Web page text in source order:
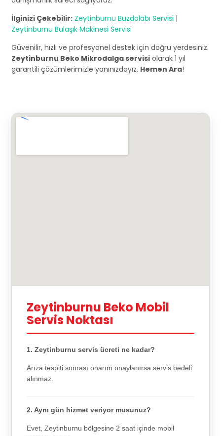
İlginizi Çekebilir: Zeytinburnu Buzdolabı Servisi |
Zeytinburnu Bulaşık Makinesi Servisi
Güvenilir, hızlı ve profesyonel destek için doğru yerdesiniz.
Zeytinburnu Beko Mikrodalga servisi olarak 1 yıl
garantili çözümlerimizle yanınızdayız. Hemen Ara!
Zeytinburnu Beko Mobil
Servis Noktası
1. Zeytinburnu servis ücreti ne kadar?
Arıza tespiti sonrası onarım onaylanırsa servis bedeli
alınmaz.
2. Aynı gün hizmet veriyor musunuz?
Evet, Zeytinburnu bölgesine 2 saat içinde mobil